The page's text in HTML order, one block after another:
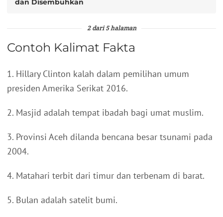
dan Disembuhkan
2 dari 5 halaman
Contoh Kalimat Fakta
1. Hillary Clinton kalah dalam pemilihan umum
presiden Amerika Serikat 2016.
2. Masjid adalah tempat ibadah bagi umat muslim.
3. Provinsi Aceh dilanda bencana besar tsunami pada
2004.
4. Matahari terbit dari timur dan terbenam di barat.
5. Bulan adalah satelit bumi.